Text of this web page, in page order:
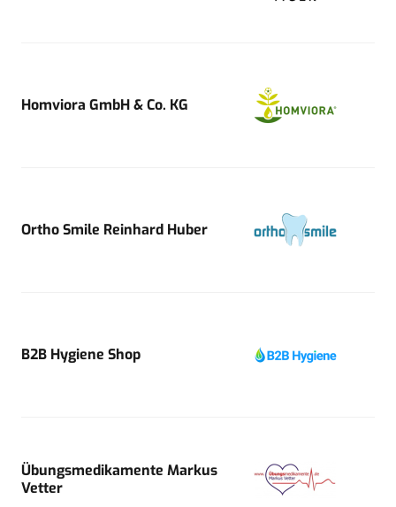
Homviora GmbH & Co. KG
Ortho Smile Reinhard Huber
B2B Hygiene Shop
Übungsmedikamente Markus
Vetter